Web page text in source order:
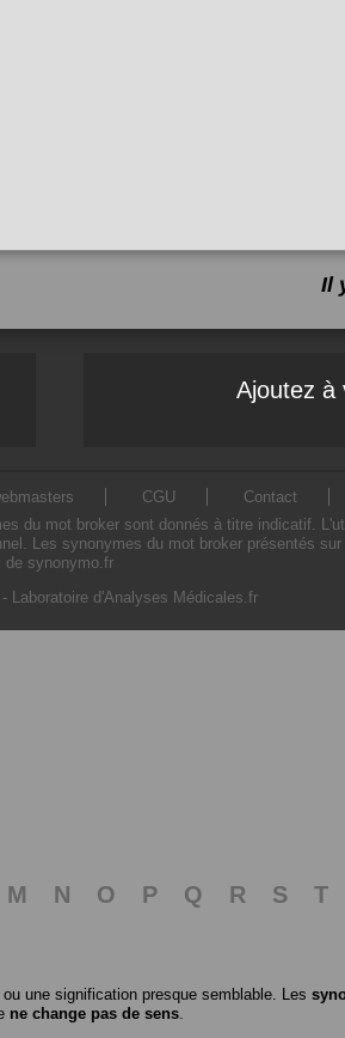
Il
Ajoutez à
CGU Contact
du mot broker sont donnés à titre indicatif.
Les synonymes du mot broker présentés
de synonymo.fr
- Laboratoire d'Analyses Médicales.fr
M N O P Q R S T
une signification presque semblable. Les
ne change pas de sens